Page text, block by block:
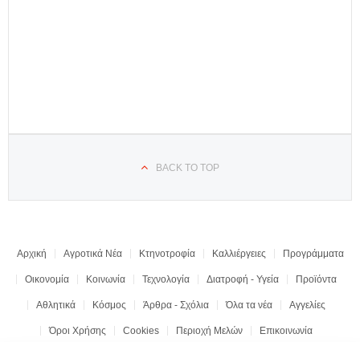
BACK TO TOP
Αρχική Αγροτικά Νέα Κτηνοτροφία Καλλιέργειες Προγράμματα
Οικονομία Κοινωνία Τεχνολογία Διατροφή - Υγεία Προϊόντα
Αθλητικά Κόσμος Άρθρα - Σχόλια Όλα τα νέα Αγγελίες
Όροι Χρήσης Cookies Περιοχή Μελών Επικοινωνία